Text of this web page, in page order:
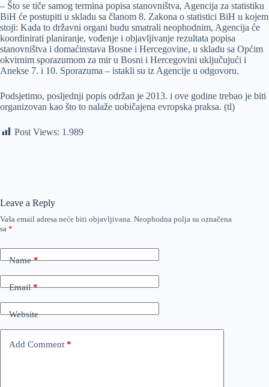
– Što se tiče samog termina popisa stanovništva, Agencija za statistiku
BiH će postupiti u skladu sa članom 8. Zakona o statistici BiH u kojem
stoji: Kada to državni organi budu smatrali neophodnim, Agencija će
koordinirati planiranje, vođenje i objavljivanje rezultata popisa
stanovništva i domaćinstava Bosne i Hercegovine, u skladu sa Općim
okvirnim sporazumom za mir u Bosni i Hercegovini uključujući i
Anekse 7. i 10. Sporazuma – istakli su iz Agencije u odgovoru.
Podsjetimo, posljednji popis održan je 2013. i ove godine trebao je biti
organizovan kao što to nalaže uobičajena evropska praksa. (tl)
Post Views: 1.989
Leave a Reply
Vaša email adresa neće biti objavljivana. Neophodna polja su označena
sa *
Name*
Email*
Website
Add Comment *